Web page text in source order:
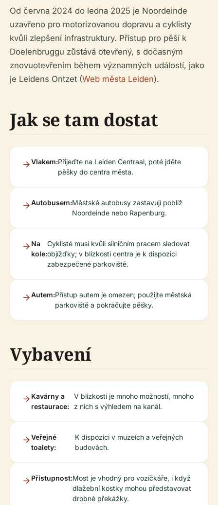
Od června 2024 do ledna 2025 je Noordeinde
uzavřeno pro motorizovanou dopravu a cyklisty
kvůli zlepšení infrastruktury. Přístup pro pěší k
Doelenbruggu zůstává otevřený, s dočasným
znovuotevřením během významných událostí, jako
je Leidens Ontzet (Web města Leiden).
Jak se tam dostat
Vlakem:Přijeďte na Leiden Centraal, poté jděte
pěšky do centra města.
Autobusem:Městské autobusy zastavují poblíž
Noordeinde nebo Rapenburg.
Na
kole:
Cyklisté musí kvůli silničním pracem sledovat
objížďky; v blízkosti centra je k dispozici
zabezpečené parkoviště.
Autem:Přístup autem je omezen; použijte městská
parkoviště a pokračujte pěšky.
Vybavení
Kavárny a
restaurace:
V blízkosti je mnoho možností, mnoho
z nich s výhledem na kanál.
Veřejné
toalety:
K dispozici v muzeích a veřejných
budovách.
Přístupnost:Most je vhodný pro vozíčkáře, i když
dlažební kostky mohou představovat
drobné překážky.